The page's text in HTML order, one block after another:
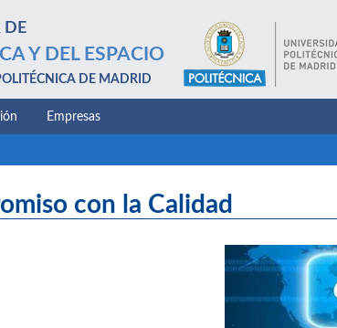
DE
Y DEL ESPACIO
DE MADRID
Empresas
con la Calidad